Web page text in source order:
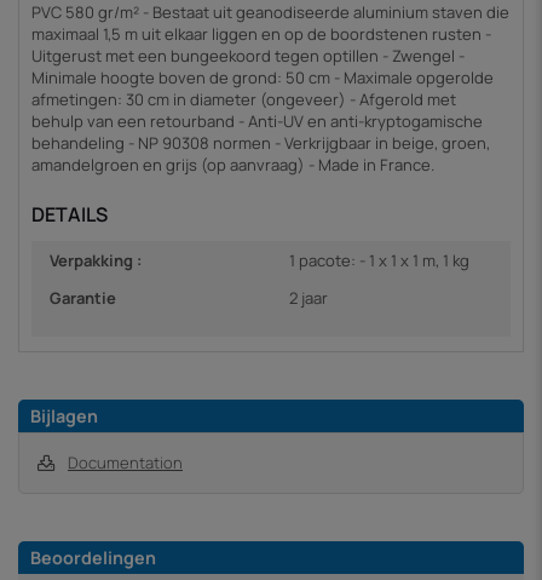
PVC 580 gr/m² - Bestaat uit geanodiseerde aluminium staven die
maximaal 1,5 m uit elkaar liggen en op de boordstenen rusten -
Uitgerust met een bungeekoord tegen optillen - Zwengel -
Minimale hoogte boven de grond: 50 cm - Maximale opgerolde
afmetingen: 30 cm in diameter (ongeveer) - Afgerold met
behulp van een retourband - Anti-UV en anti-kryptogamische
behandeling - NP 90308 normen - Verkrijgbaar in beige, groen,
amandelgroen en grijs (op aanvraag) - Made in France.
DETAILS
Verpakking :
1 pacote: - 1 x 1 x 1 m, 1 kg
Garantie
2 jaar
Bijlagen
Documentation
Beoordelingen